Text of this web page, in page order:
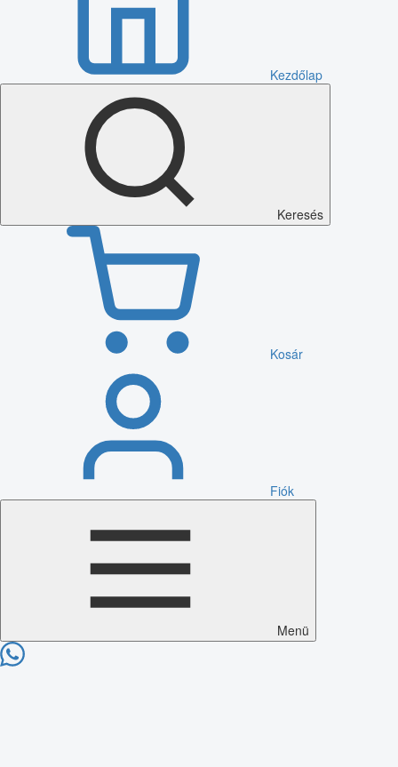
Kezdőlap
Keresés
Kosár
Fiók
Menü